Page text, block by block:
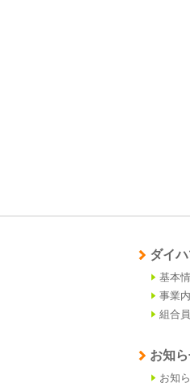
ダイ
基本
事業
組合
お知
お知